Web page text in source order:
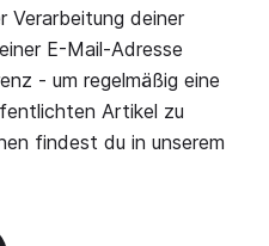
Verarbeitung deiner
E-Mail-Adresse
- um regelmäßig eine
Artikel zu
findest du in unserem